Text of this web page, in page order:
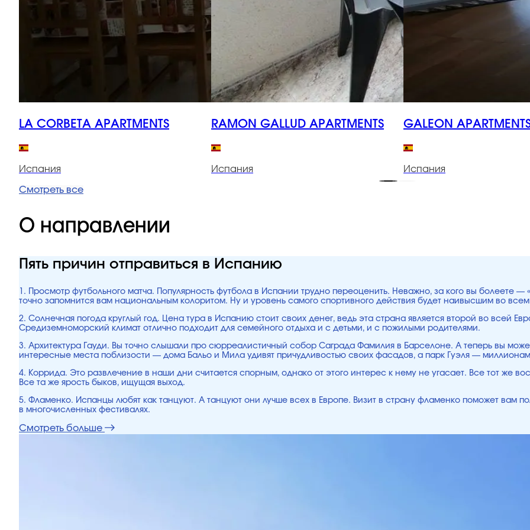
LA CORBETA APARTMENTS
Испания
RAMON GALLUD APARTMENTS
Испания
GALEON
Испания
Смотреть все
О направлении
Пять причин отправиться в Испанию
1. Просмотр футбольного матча. Популярность футбола в Испании трудно переоценить. Неважно, за кого вы болеете
точно запомнится вам национальным колоритом. Ну и уровень самого спортивного действия будет наивысшим во
2. Солнечная погода круглый год. Цена тура в Испанию стоит своих денег, ведь эта страна является второй во всей
Средиземноморский климат отлично подходит для семейного отдыха и с детьми, и с пожилыми родителями.
3. Архитектура Гауди. Вы точно слышали про сюрреалистичный собор Саграда Фамилия в Барселоне. А теперь вы
интересные места поблизости — дома Бальо и Мила удивят причудливостью своих фасадов, а парк Гуэля —
4. Коррида. Это развлечение в наши дни считается спорным, однако от этого интерес к нему не угасает. Все тот же
Все та же ярость быков, ищущая выход.
5. Фламенко. Испанцы любят как танцуют. А танцуют они лучше всех в Европе. Визит в страну фламенко поможет вам
в многочисленных фестивалях.
Смотреть больше